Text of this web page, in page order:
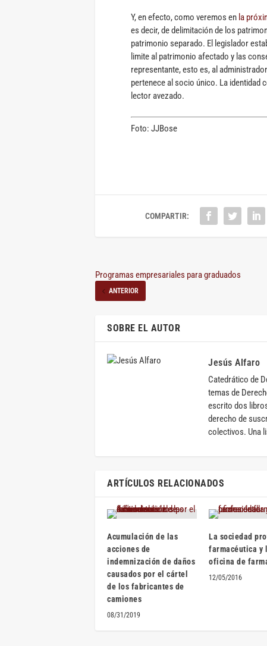
Y, en efecto, como veremos en la
es decir, de delimitación de los
patrimonio separado. El legislador
limite al patrimonio afectado y las
representante, esto es, al
pertenece al socio único. La identidad
lector avezado.
Foto: JJBose
COMPARTIR:
Programas empresariales para graduados
ANTERIOR
SOBRE EL AUTOR
Jesús Alfaro
Catedrático de
temas de
escrito dos
derecho de
colectivos. Una
ARTÍCULOS RELACIONADOS
Acumulación de las
acciones de
indemnización de daños
causados por el cártel
de los fabricantes de
camiones
08/31/2019
La sociedad
farmacéutica y
oficina de
12/05/2016